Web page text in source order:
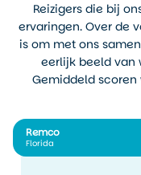
Reizigers die bij
ervaringen. Over de
is om met ons
eerlijk beeld van
Gemiddeld scoren
Remco
Florida